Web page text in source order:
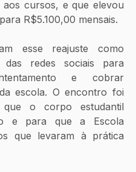
cursos, e que elevou
R$5.100,00 mensais.
esse reajuste como
redes sociais para
e cobrar
escola. O encontro foi
que o corpo estudantil
e para que a Escola
que levaram à prática